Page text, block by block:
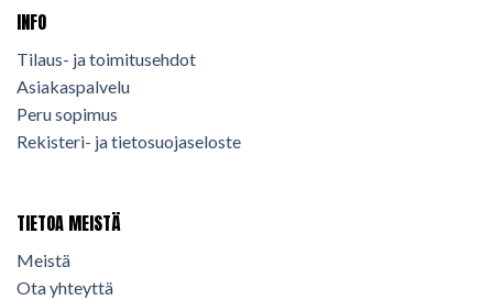
INFO
Tilaus- ja toimitusehdot
Asiakaspalvelu
Peru sopimus
Rekisteri- ja tietosuojaseloste
TIETOA MEISTÄ
Meistä
Ota yhteyttä